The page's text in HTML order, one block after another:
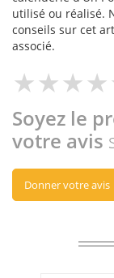
utilisé ou réalisé.
conseils sur cet
associé.
Soyez le
votre avis
Donner votre avis